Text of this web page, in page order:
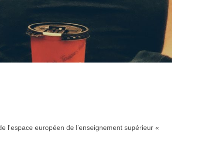
l'espace européen de l’enseignement supérieur «